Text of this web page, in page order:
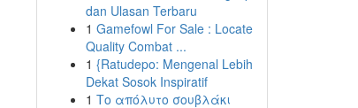
dan Ulasan Terbaru
1 Gamefowl For Sale : Locate
Quality Combat ...
1 {Ratudepo: Mengenal Lebih
Dekat Sosok Inspiratif
1 Το απόλυτο σουβλάκι